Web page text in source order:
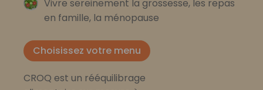
Vivre sereinement la grossesse, les repas
en famille, la ménopause
Choisissez votre menu
CROQ est un rééquilibrage